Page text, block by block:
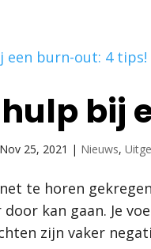
hulp bij
Nov 25, 2021 | Nieuws,
te horen
door kan gaan. Je
zijn vaker